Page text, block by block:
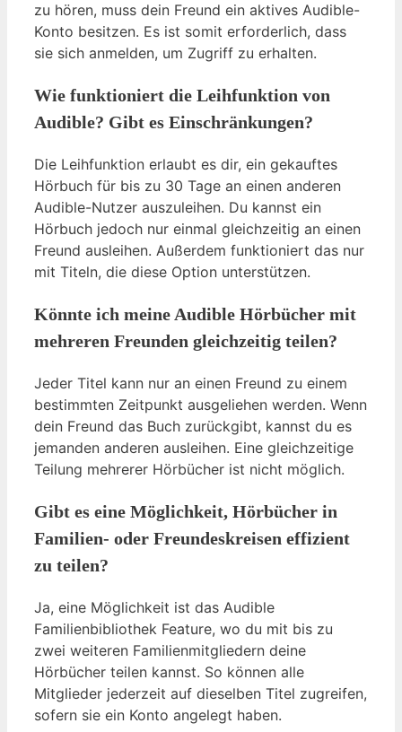
zu hören, muss dein Freund ein aktives Audible-
Konto besitzen. Es ist somit erforderlich, dass
sie sich anmelden, um Zugriff zu erhalten.
Wie funktioniert die Leihfunktion von
Audible? Gibt es Einschränkungen?
Die Leihfunktion erlaubt es dir, ein gekauftes
Hörbuch für bis zu 30 Tage an einen anderen
Audible-Nutzer auszuleihen. Du kannst ein
Hörbuch jedoch nur einmal gleichzeitig an einen
Freund ausleihen. Außerdem funktioniert das nur
mit Titeln, die diese Option unterstützen.
Könnte ich meine Audible Hörbücher mit
mehreren Freunden gleichzeitig teilen?
Jeder Titel kann nur an einen Freund zu einem
bestimmten Zeitpunkt ausgeliehen werden. Wenn
dein Freund das Buch zurückgibt, kannst du es
jemanden anderen ausleihen. Eine gleichzeitige
Teilung mehrerer Hörbücher ist nicht möglich.
Gibt es eine Möglichkeit, Hörbücher in
Familien- oder Freundeskreisen effizient
zu teilen?
Ja, eine Möglichkeit ist das Audible
Familienbibliothek Feature, wo du mit bis zu
zwei weiteren Familienmitgliedern deine
Hörbücher teilen kannst. So können alle
Mitglieder jederzeit auf dieselben Titel zugreifen,
sofern sie ein Konto angelegt haben.